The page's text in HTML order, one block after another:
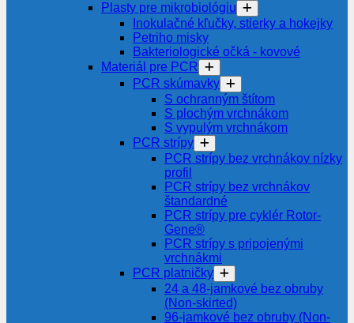
Plasty pre mikrobiológiu
Inokulačné kľučky, stierky a hokejky
Petriho misky
Bakteriologické očká - kovové
Materiál pre PCR
PCR skúmavky
S ochranným štítom
S plochým vrchnákom
S vypulým vrchnákom
PCR strípy
PCR strípy bez vrchnákov nízky
profil
PCR strípy bez vrchnákov
štandardné
PCR strípy pre cyklér Rotor-
Gene®
PCR strípy s pripojenými
vrchnákmi
PCR platničky
24 a 48-jamkové bez obruby
(Non-skirted)
96-jamkové bez obruby (Non-